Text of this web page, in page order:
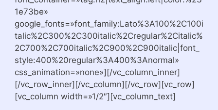
1e73be»
google_fonts=»font_family:Lato%3A100%2C100i
talic%2C300%2C300italic%2Cregular%2Citalic%
2C700%2C700italic%2C900%2C900italic|font_
style:400%20regular%3A400%3Anormal»
css_animation=»none»][/vc_column_inner]
[/vc_row_inner][/vc_column][/vc_row][vc_row]
[vc_column width=»1/2″][vc_column_text]